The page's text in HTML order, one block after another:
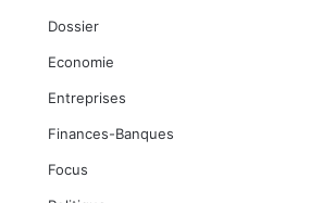
Dossier
Economie
Entreprises
Finances-Banques
Focus